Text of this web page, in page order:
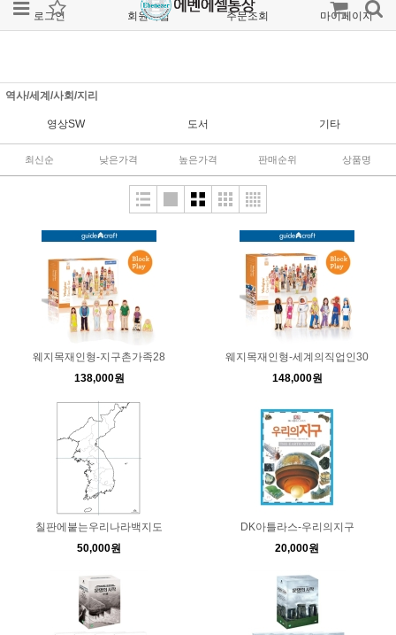
로그인 회원가입 주문조회 마이페이지
역사/세계/사회/지리
영상SW 도서 기타
최신순 낮은가격 높은가격 판매순위 상품명
웨지목재인형-지구촌가족28
138,000원
웨지목재인형-세계의직업인30
148,000원
칠판에붙는우리나라백지도
50,000원
DK아틀라스-우리의지구
20,000원